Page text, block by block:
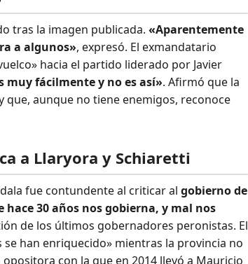
tras la imagen publicada. «Aparentemente
a algunos», expresó. El exmandatario
hacia el partido liderado por Javier
muy fácilmente y no es así». Afirmó que la
aunque no tiene enemigos, reconoce
a Llaryora y Schiaretti
fue contundente al criticar al gobierno de
30 años nos gobierna, y mal nos
de los últimos gobernadores peronistas. El
han enriquecido» mientras la provincia no
con la que en 2014 llevó a Mauricio